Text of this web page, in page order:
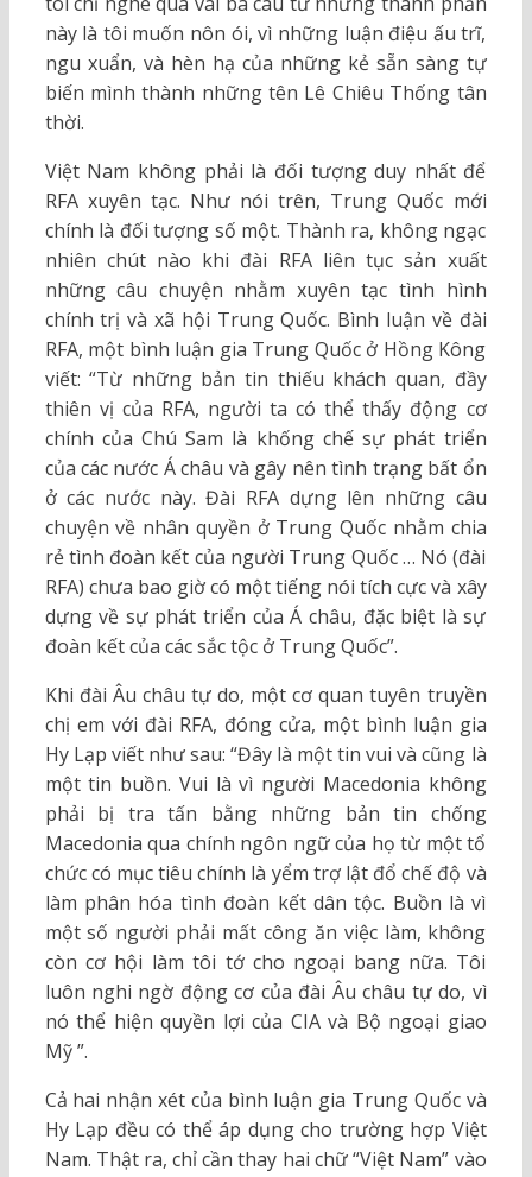
này là tôi muốn nôn ói, vì những luận điệu ấu trĩ,
ngu xuẩn, và hèn hạ của những kẻ sẵn sàng tự
biến mình thành những tên Lê Chiêu Thống tân
thời.
Việt Nam không phải là đối tượng duy nhất để
RFA xuyên tạc. Như nói trên, Trung Quốc mới
chính là đối tượng số một. Thành ra, không ngạc
nhiên chút nào khi đài RFA liên tục sản xuất
những câu chuyện nhằm xuyên tạc tình hình
chính trị và xã hội Trung Quốc. Bình luận về đài
RFA, một bình luận gia Trung Quốc ở Hồng Kông
viết: “Từ những bản tin thiếu khách quan, đầy
thiên vị của RFA, người ta có thể thấy động cơ
chính của Chú Sam là khống chế sự phát triển
của các nước Á châu và gây nên tình trạng bất ổn
ở các nước này. Đài RFA dựng lên những câu
chuyện về nhân quyền ở Trung Quốc nhằm chia
rẻ tình đoàn kết của người Trung Quốc … Nó (đài
RFA) chưa bao giờ có một tiếng nói tích cực và xây
dựng về sự phát triển của Á châu, đặc biệt là sự
đoàn kết của các sắc tộc ở Trung Quốc”.
Khi đài Âu châu tự do, một cơ quan tuyên truyền
chị em với đài RFA, đóng cửa, một bình luận gia
Hy Lạp viết như sau: “Đây là một tin vui và cũng là
một tin buồn. Vui là vì người Macedonia không
phải bị tra tấn bằng những bản tin chống
Macedonia qua chính ngôn ngữ của họ từ một tổ
chức có mục tiêu chính là yểm trợ lật đổ chế độ và
làm phân hóa tình đoàn kết dân tộc. Buồn là vì
một số người phải mất công ăn việc làm, không
còn cơ hội làm tôi tớ cho ngoại bang nữa. Tôi
luôn nghi ngờ động cơ của đài Âu châu tự do, vì
nó thể hiện quyền lợi của CIA và Bộ ngoại giao
Mỹ ”.
Cả hai nhận xét của bình luận gia Trung Quốc và
Hy Lạp đều có thể áp dụng cho trường hợp Việt
Nam. Thật ra, chỉ cần thay hai chữ “Việt Nam” vào